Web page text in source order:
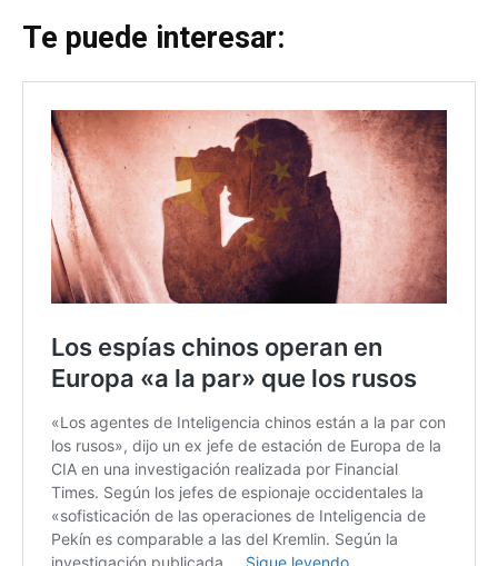
Te puede interesar: